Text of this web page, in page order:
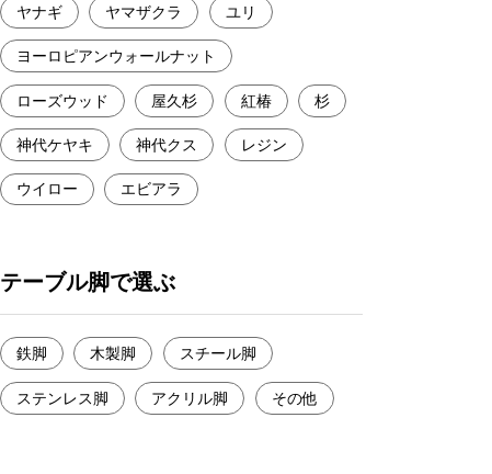
ヤナギ ヤマザクラ ユリ
ヨーロピアンウォールナット
ローズウッド 屋久杉 紅椿 杉
神代ケヤキ 神代クス レジン
ウイロー エビアラ
テーブル脚で選ぶ
鉄脚 木製脚 スチール脚
ステンレス脚 アクリル脚 その他